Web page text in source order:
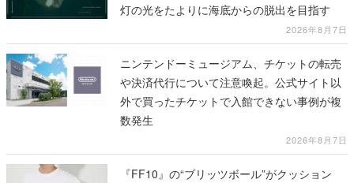
灯の光をたよりに海底からの脱出を目指す
2026年8月7日
ニンテンドーミュージアム、チケットの転売
や決済代行について注意喚起。公式サイト以
外で買ったチケットで入館できない事例が複
数発生
2026年8月7日
『FF10』の“ブリッツボール”がクッション